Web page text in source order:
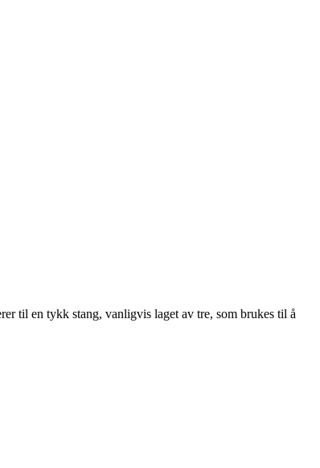
til en tykk stang, vanligvis laget av tre, som brukes til å